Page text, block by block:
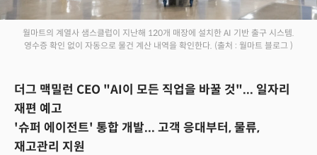
월마트의 계열사 샘스클럽이 지난해 120개 매장에 설치한 AI 기반 출구 시스템.
영수증 확인 없이 자동으로 물건 계산 내역을 확인한다. (출처 : 월마트 블로그 )
더그 맥밀런 CEO "AI이 모든 직업을 바꿀 것"... 일자리
재편 예고
'슈퍼 에이전트' 통합 개발... 고객 응대부터, 물류,
재고관리 지원